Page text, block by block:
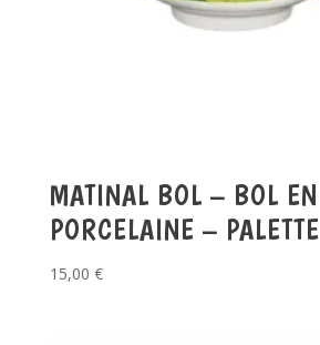
MATINAL BOL – BOL EN
PORCELAINE – PALETTE
15,00 €